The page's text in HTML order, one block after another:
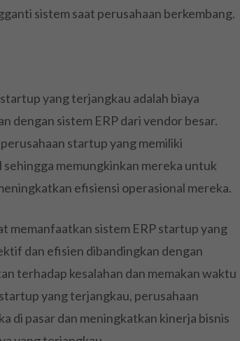
sistem saat perusahaan berkembang.
yang terjangkau adalah biaya
dengan sistem ERP dari vendor besar.
startup yang memiliki
memungkinkan mereka untuk
efisiensi operasional mereka.
memanfaatkan sistem ERP startup yang
dan efisien dibandingkan dengan
terhadap kesalahan dan memakan waktu
yang terjangkau, perusahaan
di pasar dan meningkatkan kinerja bisnis